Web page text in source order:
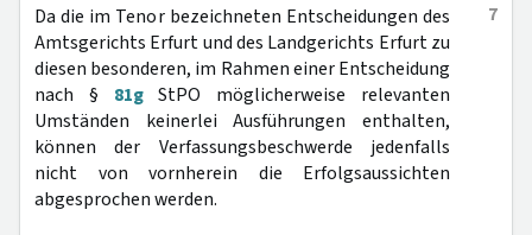
7
Da die im Tenor bezeichneten Entscheidungen des
Amtsgerichts Erfurt und des Landgerichts Erfurt zu
diesen besonderen, im Rahmen einer Entscheidung
nach § 81gStPO möglicherweise relevanten
Umständen keinerlei Ausführungen enthalten,
können der Verfassungsbeschwerde jedenfalls
nicht von vornherein die Erfolgsaussichten
abgesprochen werden.